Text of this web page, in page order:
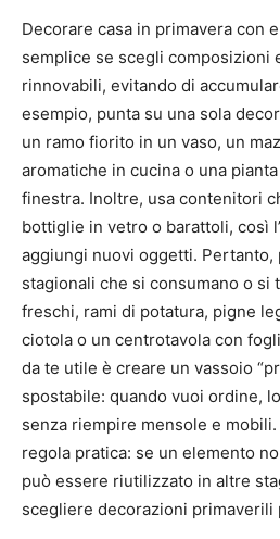
Decorare casa in primavera con
semplice se scegli composizioni
rinnovabili, evitando di
esempio, punta su una sola
un ramo fiorito in un vaso, un
aromatiche in cucina o una
finestra. Inoltre, usa contenitori
bottiglie in vetro o barattoli, così
aggiungi nuovi oggetti.
stagionali che si consumano o si
freschi, rami di potatura, pigne
ciotola o un centrotavola con
da te utile è creare un vassoio
spostabile: quando vuoi ordine,
senza riempire mensole e
regola pratica: se un elemento
può essere riutilizzato in altre
scegliere decorazioni primaverili